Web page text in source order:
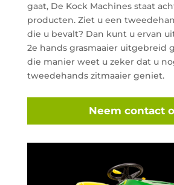
gaat, De Kock Machines staat
producten. Ziet u een
die u bevalt? Dan kunt u ervan
2e hands grasmaaier uitgebreid
die manier weet u zeker dat u
tweedehands zitmaaier geniet.
Neem contact